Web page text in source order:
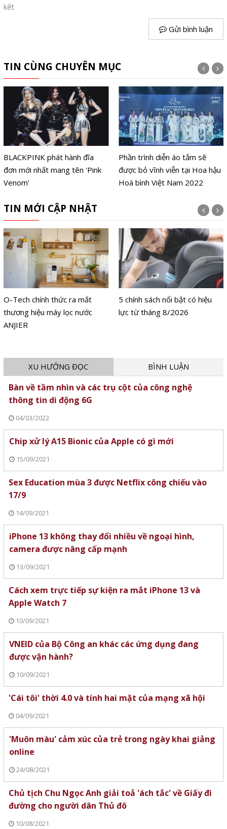
kết
Gửi bình luận
TIN CÙNG CHUYÊN MỤC
BLACKPINK phát hành đĩa
đơn mới nhất mang tên 'Pink
Venom'
Phần trình diễn áo tắm sẽ
được bỏ vĩnh viễn tại Hoa hậu
Hoà bình Việt Nam 2022
TIN MỚI CẬP NHẬT
O-Tech chính thức ra mắt
thương hiệu máy lọc nước
ANJIER
5 chính sách nổi bật có hiệu
lực từ tháng 8/2026
XU HƯỚNG ĐỌC BÌNH LUẬN
Bàn về tầm nhìn và các trụ cột của công nghệ
thông tin di động 6G
04/03/2022
Chip xử lý A15 Bionic của Apple có gì mới
15/09/2021
Sex Education mùa 3 được Netflix công chiếu vào
17/9
14/09/2021
iPhone 13 không thay đổi nhiều về ngoại hình,
camera được nâng cấp mạnh
13/09/2021
Cách xem trực tiếp sự kiện ra mắt iPhone 13 và
Apple Watch 7
10/09/2021
VNEID của Bộ Công an khác các ứng dụng đang
được vận hành?
10/09/2021
'Cái tôi' thời 4.0 và tính hai mặt của mạng xã hội
04/09/2021
'Muôn màu' cảm xúc của trẻ trong ngày khai giảng
online
24/08/2021
Chủ tịch Chu Ngọc Anh giải toả 'ách tắc' về Giấy đi
đường cho người dân Thủ đô
10/08/2021